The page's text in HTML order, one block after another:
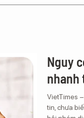
Nguy
nhanh
VietTimes
tin, chưa